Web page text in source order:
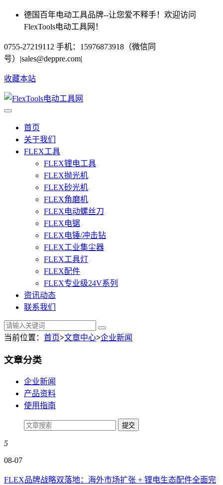
德国百年电动工具品牌--让您爱不释手！欢迎访问
FlexTools电动工具网！
0755-27219112 手机：15976873918（微信同
号） |sales@deppre.com|
收藏本站
首页
关于我们
FLEX工具
FLEX锂电工具
FLEX抛光机
FLEX砂光机
FLEX角磨机
FLEX电动螺丝刀
FLEX电锯
FLEX电锤/冲击钻
FLEX工业集尘器
FLEX工具灯
FLEX配件
FLEX专业级24V系列
资讯动态
联系我们
当前位置： 首页>文章中心>企业新闻
文章分类
企业新闻
产品资料
使用指南
5
08-07
FLEX品牌战略双落地：海外市场扩张 + 锂电生态配件全面完